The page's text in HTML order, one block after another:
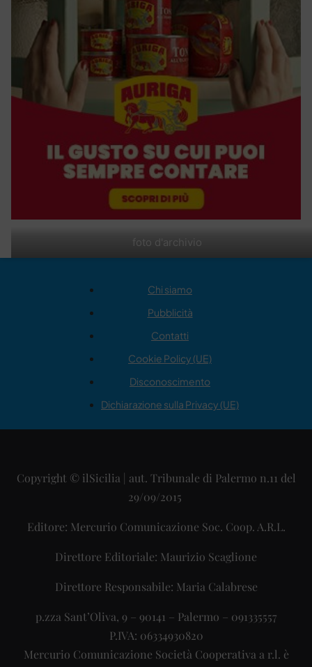
foto d'archivio
Chi siamo
Pubblicità
Contatti
Cookie Policy (UE)
Disconoscimento
Dichiarazione sulla Privacy (UE)
Copyright © ilSicilia | aut. Tribunale di Palermo n.11 del
29/09/2015
Editore: Mercurio Comunicazione Soc. Coop. A.R.L.
Direttore Editoriale: Maurizio Scaglione
Direttore Responsabile: Maria Calabrese
p.zza Sant’Oliva, 9 – 90141 – Palermo – 091335557
P.IVA: 06334930820
Mercurio Comunicazione Società Cooperativa a r.l. è